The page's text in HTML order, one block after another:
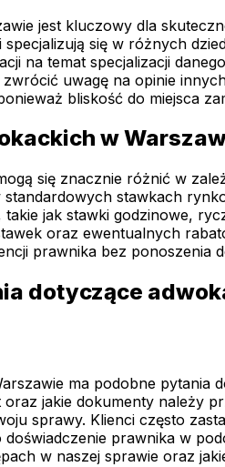
jest kluczowy dla
się w różnych
na temat specjalizacji
uwagę na opinie
bliskość do miejsca
w
się znacznie różnić w
stawkach
jak stawki godzinowe,
oraz ewentualnych
prawnika bez ponoszenia
dotyczące
ma podobne
jakie dokumenty należy
sprawy. Klienci często
prawnika w
w naszej sprawie oraz